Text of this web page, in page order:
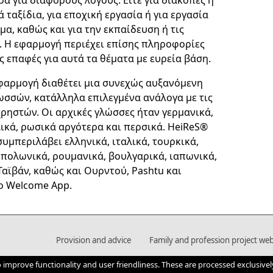
ταξίδια, για εποχική εργασία ή για εργασία
καθώς και για την εκπαίδευση ή τις
Η εφαρμογή περιέχει επίσης πληροφορίες
επαφές για αυτά τα θέματα με ευρεία βάση.
διαθέτει μια συνεχώς αυξανόμενη
κατάλληλα επιλεγμένα ανάλογα με τις
Οι αρχικές γλώσσες ήταν γερμανικά,
ρωσικά αργότερα και περσικά. HeiReS®
ελληνικά, ιταλικά, τουρκικά,
ρουμανικά, βουλγαρικά, ιαπωνικά,
καθώς και Ουρντού, Pashtu και
Welcome App.
functionality and user friendliness. These are processed
Provision and advice Family and profession project